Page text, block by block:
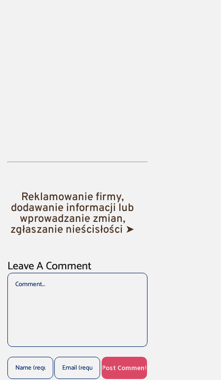
Reklamowanie firmy,
dodawanie informacji lub
wprowadzanie zmian,
zgłaszanie nieścisłości ➤
Leave A Comment
Comment